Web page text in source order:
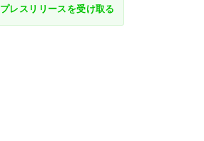
プレスリリースを受け取る